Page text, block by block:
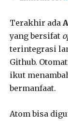
Terakhir ada
yang bersifat
terintegrasi
Github.
ikut
bermanfaat.
Atom bisa